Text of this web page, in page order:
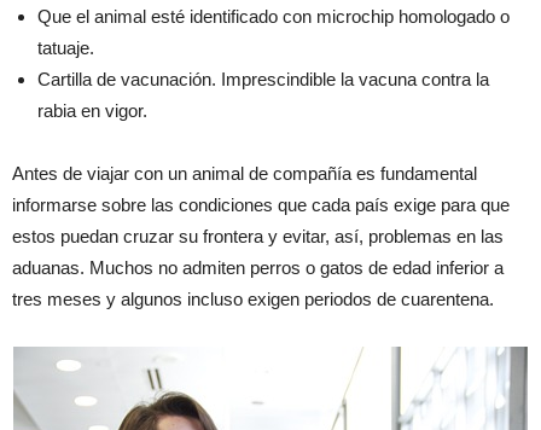
Que el animal esté identificado con microchip homologado o
tatuaje.
Cartilla de vacunación. Imprescindible la vacuna contra la
rabia en vigor.
Antes de viajar con un animal de compañía es fundamental
informarse sobre las condiciones que cada país exige para que
estos puedan cruzar su frontera y evitar, así, problemas en las
aduanas. Muchos no admiten perros o gatos de edad inferior a
tres meses y algunos incluso exigen periodos de cuarentena.